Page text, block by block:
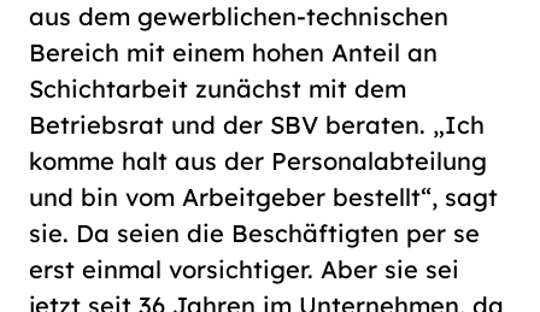
aus dem gewerblichen-technischen
Bereich mit einem hohen Anteil an
Schichtarbeit zunächst mit dem
Betriebsrat und der SBV beraten. „Ich
komme halt aus der Personalabteilung
und bin vom Arbeitgeber bestellt“, sagt
sie. Da seien die Beschäftigten per se
erst einmal vorsichtiger. Aber sie sei
jetzt seit 36 Jahren im Unternehmen, da